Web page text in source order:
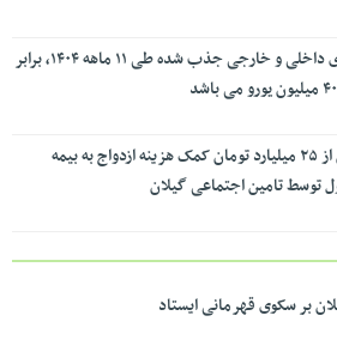
سرمایه گذاری داخلی و خارجی جذب شده طی ۱۱ ماهه ۱۴۰۴، برابر
پرداخت بیش از ۲۵ میلیارد تومان کمک هزینه ازدواج به بیمه
توسط تامین اجتماعی گیلان
بر سکوی قهرمانی ایستاد